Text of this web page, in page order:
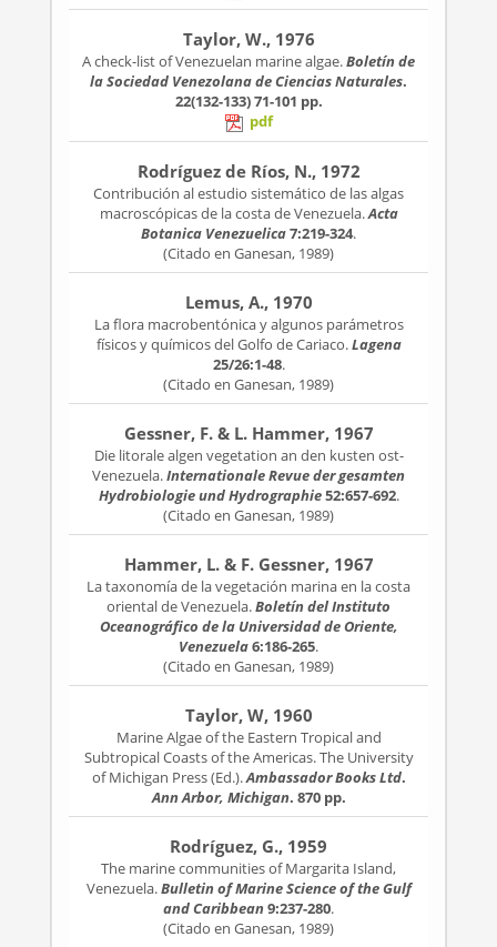
Taylor, W., 1976
A check-list of Venezuelan marine algae.Boletín de
la Sociedad Venezolana de Ciencias Naturales.
22(132-133)71-101 pp.
pdf
Rodríguez de Ríos, N., 1972
Contribución al estudio sistemático de las algas
macroscópicas de la costa de Venezuela.Acta
Botanica Venezuelica7:219-324.
(Citado en Ganesan, 1989)
Lemus, A., 1970
La flora macrobentónica y algunos parámetros
físicos y químicos del Golfo de Cariaco.Lagena
25/26:1-48.
(Citado en Ganesan, 1989)
Gessner, F. & L. Hammer, 1967
Die litorale algen vegetation an den kusten ost-
Venezuela.Internationale Revue der gesamten
Hydrobiologie und Hydrographie52:657-692.
(Citado en Ganesan, 1989)
Hammer, L. & F. Gessner, 1967
La taxonomía de la vegetación marina en la costa
oriental de Venezuela.Boletín del Instituto
Oceanográfico de la Universidad de Oriente,
Venezuela6:186-265.
(Citado en Ganesan, 1989)
Taylor, W, 1960
Marine Algae of the Eastern Tropical and
Subtropical Coasts of the Americas. The University
of Michigan Press (Ed.).Ambassador Books Ltd.
Ann Arbor, Michigan. 870 pp.
Rodríguez, G., 1959
The marine communities of Margarita Island,
Venezuela.Bulletin of Marine Science of the Gulf
and Caribbean 9:237-280.
(Citado en Ganesan, 1989)